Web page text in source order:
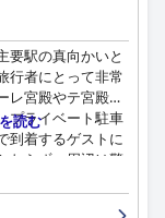
の高い寝具と
証されています。
やアメニティの
完全には応えら
ります。
さ、利便性、優
なタイプの旅行
設を重視する旅行
要駅の真向かいと
行者にとって非常
レ宮殿やテ宮殿な
プライベート駐車
到着するゲストに
わらず、周辺は驚
読む